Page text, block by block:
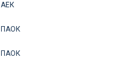
АЕК
ПАОК
ПАОК